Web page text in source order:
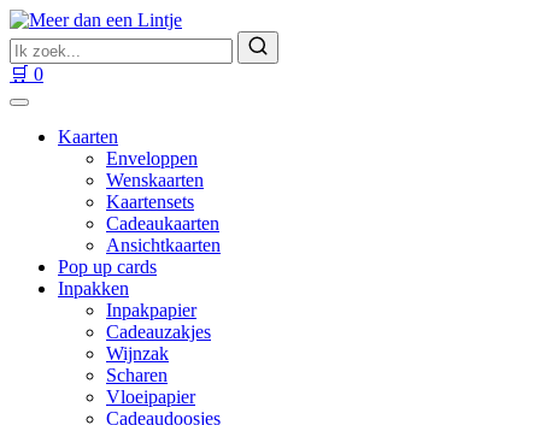
Ga
naar
inhoud
Zoek
naar
producten
Zoeken
🛒 0
Kaarten
Enveloppen
Wenskaarten
Kaartensets
Cadeaukaarten
Ansichtkaarten
Pop up cards
Inpakken
Inpakpapier
Cadeauzakjes
Wijnzak
Scharen
Vloeipapier
Cadeaudoosjes